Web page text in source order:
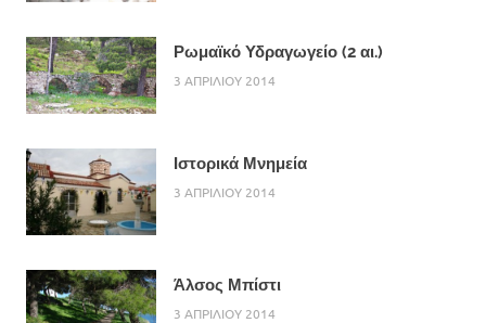
Ρωμαϊκό Υδραγωγείο (2 αι.)
3 ΑΠΡΙΛΙΟΥ 2014
Ιστορικά Μνημεία
3 ΑΠΡΙΛΙΟΥ 2014
Άλσος Μπίστι
3 ΑΠΡΙΛΙΟΥ 2014